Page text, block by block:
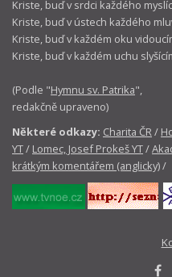
Kriste, buď v srdci každého
Kriste, buď v ústech každého
Kriste, buď v každém oku
Kriste, buď v každém uchu
(Podle "Hymnu sv. Patrika",
redakčně upraveno)
Některé odkazy: Charita ČR/
YT/ Lomec, Josef Prokeš YT/
krátkým komentářem (anglicky)/